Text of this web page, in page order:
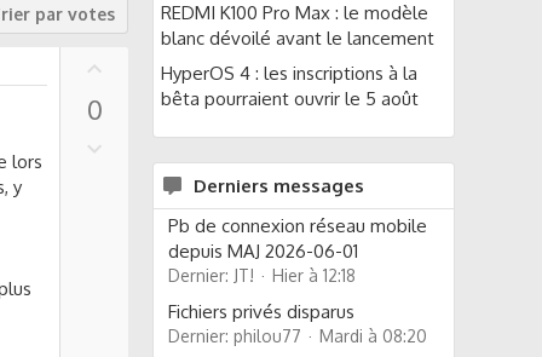
par votes
lors
y
0
REDMI K100 Pro Max : le modèle
blanc dévoilé avant le lancement
HyperOS 4 : les inscriptions à la
bêta pourraient ouvrir le 5 août
Derniers messages
Pb de connexion réseau mobile
depuis MAJ 2026-06-01
Dernier: JT! Hier à 12:18
Fichiers privés disparus
Dernier: philou77 Mardi à 08:20